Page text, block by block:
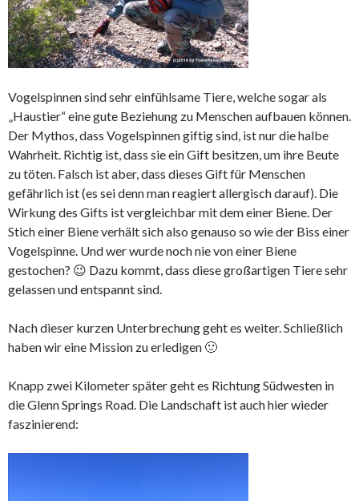
Vogelspinnen sind sehr einfühlsame Tiere, welche sogar als
„Haustier“ eine gute Beziehung zu Menschen aufbauen können.
Der Mythos, dass Vogelspinnen giftig sind, ist nur die halbe
Wahrheit. Richtig ist, dass sie ein Gift besitzen, um ihre Beute
zu töten. Falsch ist aber, dass dieses Gift für Menschen
gefährlich ist (es sei denn man reagiert allergisch darauf). Die
Wirkung des Gifts ist vergleichbar mit dem einer Biene. Der
Stich einer Biene verhält sich also genauso so wie der Biss einer
Vogelspinne. Und wer wurde noch nie von einer Biene
gestochen? 😉 Dazu kommt, dass diese großartigen Tiere sehr
gelassen und entspannt sind.
Nach dieser kurzen Unterbrechung geht es weiter. Schließlich
haben wir eine Mission zu erledigen 🙂
Knapp zwei Kilometer später geht es Richtung Südwesten in
die Glenn Springs Road. Die Landschaft ist auch hier wieder
faszinierend: